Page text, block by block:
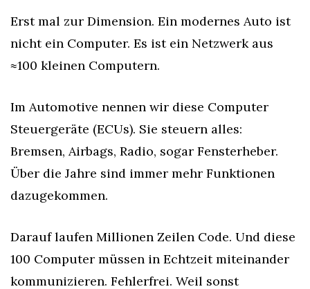
Erst mal zur Dimension. Ein modernes Auto ist
nicht ein Computer. Es ist ein Netzwerk aus
≈100 kleinen Computern.
Im Automotive nennen wir diese Computer
Steuergeräte (ECUs). Sie steuern alles:
Bremsen, Airbags, Radio, sogar Fensterheber.
Über die Jahre sind immer mehr Funktionen
dazugekommen.
Darauf laufen Millionen Zeilen Code. Und diese
100 Computer müssen in Echtzeit miteinander
kommunizieren. Fehlerfrei. Weil sonst